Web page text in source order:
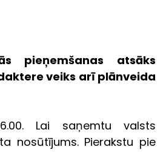
pieņemšanas atsāks
veiks arī plānveida
Lai saņemtu valsts
nosūtījums. Pierakstu pie